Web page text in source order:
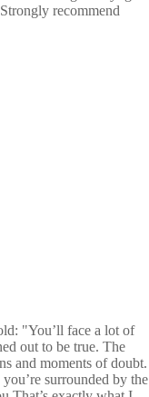
recommend
"You’ll face a lot of
out to be true. The
and moments of doubt.
surrounded by the